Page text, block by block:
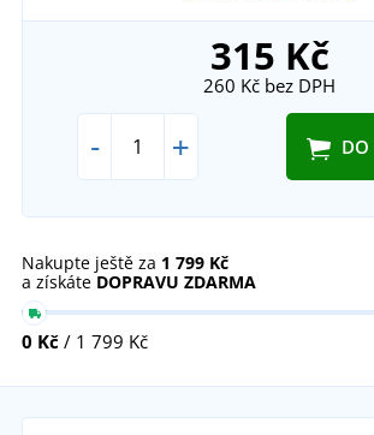
315 Kč
260 Kč bez DPH
- + DO
Nakupte ještě za 1 799 Kč
a získáte DOPRAVU ZDARMA
0 Kč / 1 799 Kč